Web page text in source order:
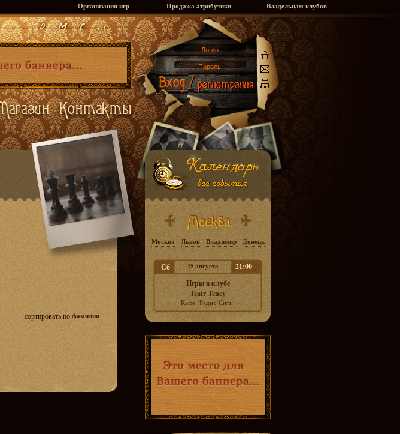
Организация игр Продажа атрибутики Владельцам клубов
сортировать пофамилии
Москва Львов Владимир Донецк
Сб 15 августа
21:00
Игры в клубе
Teatr Teney
Кафе "Радио Сити"